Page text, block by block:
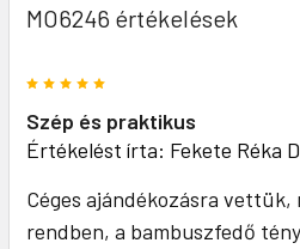
MO6246 értékelések
Szép és praktikus
Értékelést írta: Fekete Réka
Céges ajándékozásra vettük,
rendben, a bambuszfedő